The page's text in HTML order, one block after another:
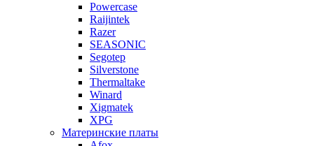
Powercase
Raijintek
Razer
SEASONIC
Segotep
Silverstone
Thermaltake
Winard
Xigmatek
XPG
Материнские платы